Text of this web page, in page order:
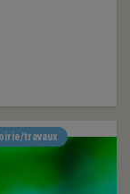
travaux